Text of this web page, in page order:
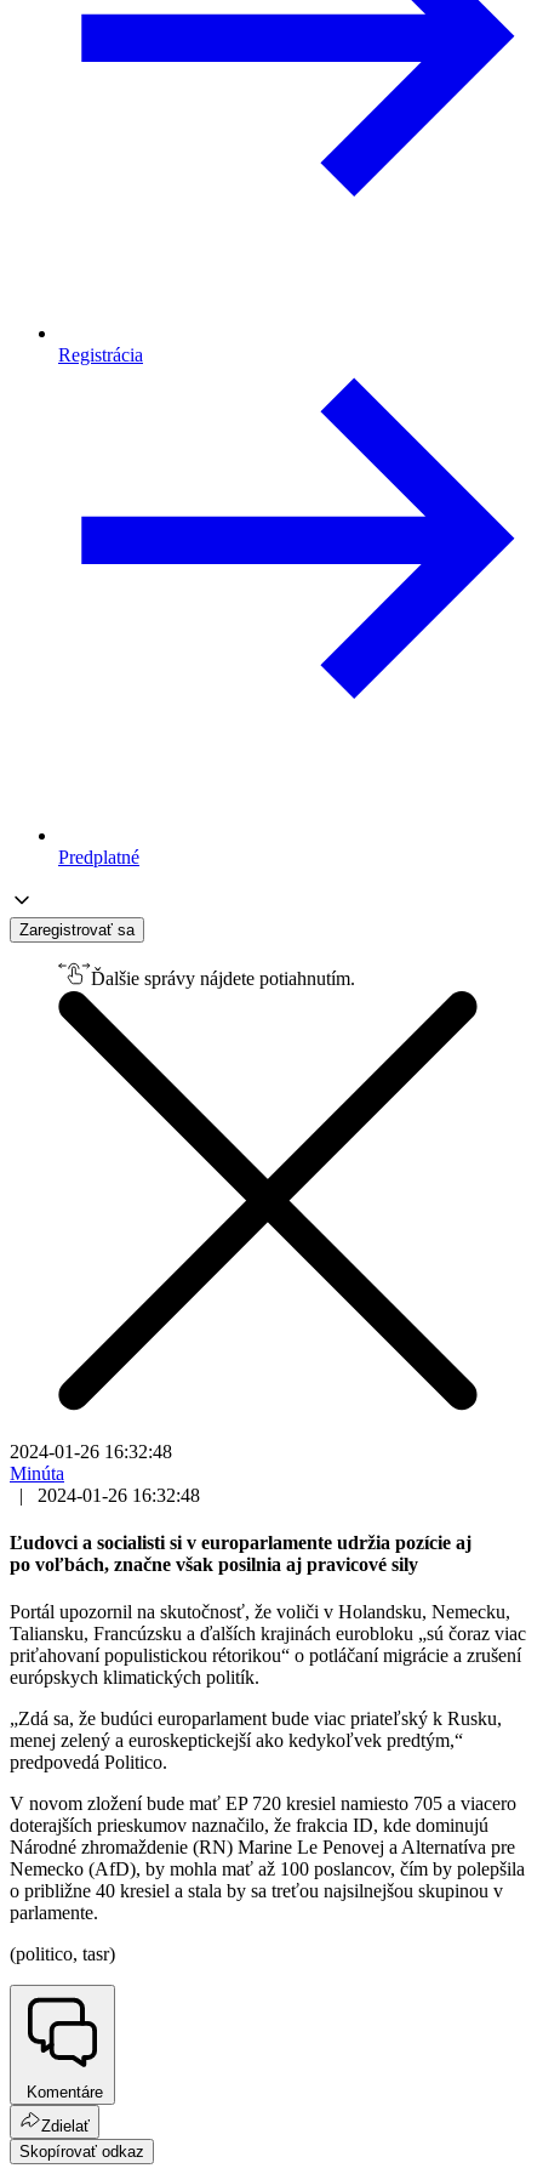
Registrácia
Predplatné
Zaregistrovať sa
Ďalšie správy nájdete potiahnutím.
2024-01-26 16:32:48
Minúta
|
2024-01-26 16:32:48
Ľudovci a socialisti si v europarlamente udržia pozície aj
po voľbách, značne však posilnia aj pravicové sily
Portál upozornil na skutočnosť, že voliči v Holandsku, Nemecku,
Taliansku, Francúzsku a ďalších krajinách eurobloku „sú čoraz viac
priťahovaní populistickou rétorikou“ o potláčaní migrácie a zrušení
európskych klimatických politík.
„Zdá sa, že budúci europarlament bude viac priateľský k Rusku,
menej zelený a euroskeptickejší ako kedykoľvek predtým,“
predpovedá Politico.
V novom zložení bude mať EP 720 kresiel namiesto 705 a viacero
doterajších prieskumov naznačilo, že frakcia ID, kde dominujú
Národné zhromaždenie (RN) Marine Le Penovej a Alternatíva pre
Nemecko (AfD), by mohla mať až 100 poslancov, čím by polepšila
o približne 40 kresiel a stala by sa treťou najsilnejšou skupinou v
parlamente.
(politico, tasr)
Komentáre
Zdielať
Skopírovať odkaz